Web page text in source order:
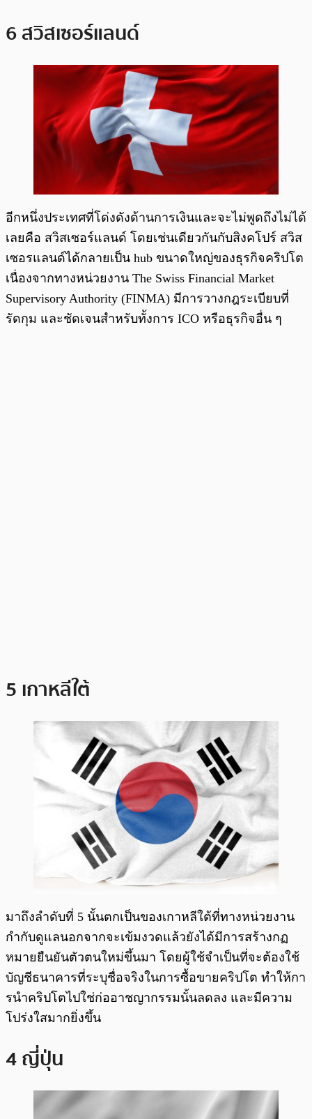
6 สวิสเซอร์แลนด์
อีกหนึ่งประเทศที่โด่งดังด้านการเงินและจะไม่พูดถึงไม่ได้
เลยคือ สวิสเซอร์แลนด์ โดยเช่นเดียวกันกับสิงคโปร์ สวิส
เซอรแลนด์ได้กลายเป็น hub ขนาดใหญ่ของธุรกิจคริปโต
เนื่องจากทางหน่วยงาน The Swiss Financial Market
Supervisory Authority (FINMA) มีการวางกฎระเบียบที่
รัดกุม และชัดเจนสำหรับทั้งการ ICO หรือธุรกิจอื่น ๆ
5 เกาหลีใต้
มาถึงลำดับที่ 5 นั้นตกเป็นของเกาหลีใต้ที่ทางหน่วยงาน
กำกับดูแลนอกจากจะเข้มงวดแล้วยังได้มีการสร้างกฏ
หมายยืนยันตัวตนใหม่ขึ้นมา โดยผู้ใช้จำเป็นที่จะต้องใช้
บัญชีธนาคารที่ระบุชื่อจริงในการซื้อขายคริปโต ทำให้กา
รนำคริปโตไปใช่ก่ออาชญากรรมนั้นลดลง และมีความ
โปร่งใสมากยิ่งขึ้น
4 ญี่ปุ่น